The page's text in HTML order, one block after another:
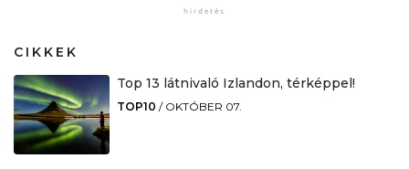
CIKKEK
Top 13 látnivaló Izlandon, térképpel!
TOP10 / OKTÓBER 07.